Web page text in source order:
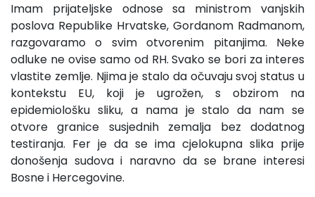
Imam prijateljske odnose sa ministrom vanjskih
poslova Republike Hrvatske, Gordanom Radmanom,
razgovaramo o svim otvorenim pitanjima. Neke
odluke ne ovise samo od RH. Svako se bori za interes
vlastite zemlje. Njima je stalo da očuvaju svoj status u
kontekstu EU, koji je ugrožen, s obzirom na
epidemiološku sliku, a nama je stalo da nam se
otvore granice susjednih zemalja bez dodatnog
testiranja. Fer je da se ima cjelokupna slika prije
donošenja sudova i naravno da se brane interesi
Bosne i Hercegovine.